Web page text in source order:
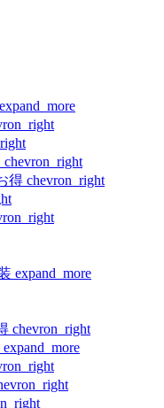
expand_more
chevron_right
得 chevron_right
expand_more
chevron_right
expand_more